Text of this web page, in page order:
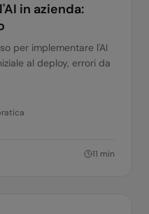
in azienda:
per implementare l'AI
al deploy, errori da
11 min